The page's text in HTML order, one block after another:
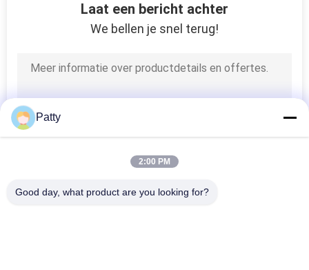
Laat een bericht achter
We bellen je snel terug!
Patty
2:00 PM
Good day, what product are you looking for?